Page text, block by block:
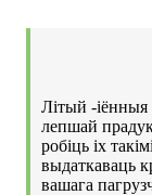
Літый -іённыя
лепшай
робіць іх
выдаткаваць
вашага